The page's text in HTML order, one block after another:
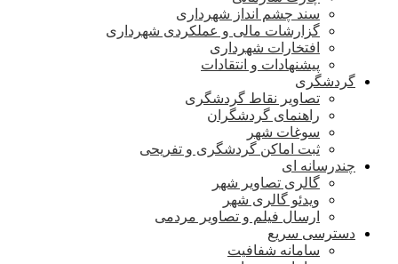
سند چشم انداز شهرداری
گزارشات مالی و عملکردی شهرداری
افتخارات شهرداری
پیشنهادات و انتقادات
گردشگری
تصاویر نقاط گردشگری
راهنمای گردشگران
سوغات شهر
ثبت اماکن گردشگری و تفریحی
چندرسانه ای
گالری تصاویر شهر
ویدئو گالری شهر
ارسال فیلم و تصاویر مردمی
دسترسی سریع
سامانه شفافیت